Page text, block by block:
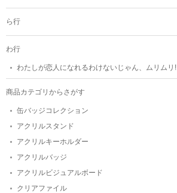
ら行
わ行
わたしが恋人になれるわけないじゃん、ムリムリ!
商品カテゴリからさがす
缶バッジコレクション
アクリルスタンド
アクリルキーホルダー
アクリルバッジ
アクリルビジュアルボード
クリアファイル